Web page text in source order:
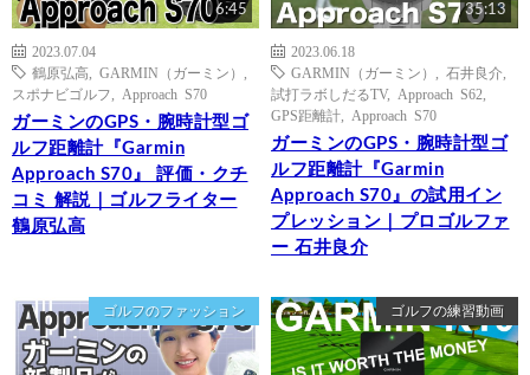
6:45
2023.07.04
鶴原弘高
GARMIN（ガーミン）
スポナビゴルフ
Approach S70
ガーミンのGPS・腕時計型ゴ
ルフ距離計『Garmin
Approach S70』 評価・クチ
コミ 解説｜ゴルフライター
鶴原弘高
35:13
2023.06.18
GARMIN（ガーミン）
石井良介
試打ラボしだるTV, Approach S62
GPS距離計
Approach S70
ガーミンのGPS・腕時計型ゴ
ルフ距離計『Garmin
Approach S70』の試用イン
プレッション｜プロゴルファ
ー 石井良介
ゴルフのファッション ゴルフの練習動画